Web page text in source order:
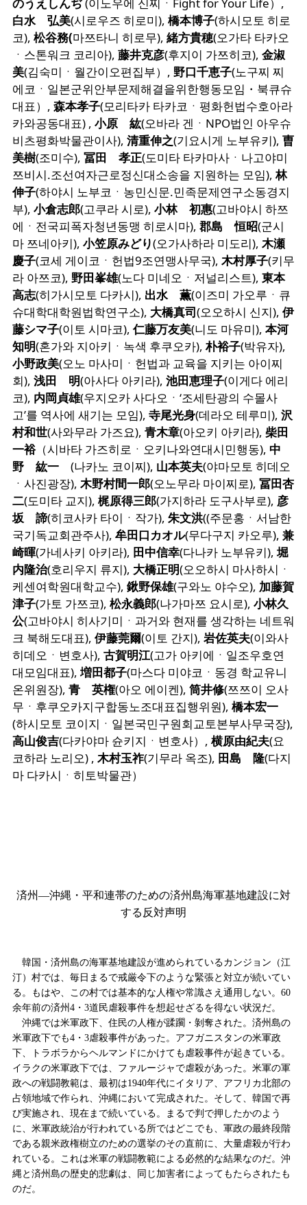
白水 弘美(시로우즈 히로미), 橋本博子(하시모토 히로
코), 松谷務(마쯔타니 히로무), 緒方貴穂(오가타 타카오
ㆍ스톤워크 코리아), 藤井克彦(후지이 가쯔히코), 金淑
美(김숙미ㆍ월간이오편집부）, 野口千恵子(노구찌 찌
에코ㆍ일본군위안부문제해결을위한행동모임・북큐슈
대표）, 森本孝子(모리타카 타카코ㆍ평화헌법수호아라
카와공동대표) , 小原 紘(오바라 겐ㆍNPO법인 아우슈
비츠평화박물관이사), 清重伸之(기요시게 노부유키), 曺
美樹(조미수), 冨田 孝正(도미타 타카마사ㆍ나고야미
쯔비시.조선여자근로정신대소송을 지원하는 모임),林
伸子(하야시 노부코ㆍ농민신문.민족문제연구소동경지
부), 小倉志郎(고쿠라 시로), 小林 初惠(고바야시 하쯔
에ㆍ전국피폭자청년동맹 히로시마), 郡島 恒昭(군시
마 쯔네아키), 小笠原みどり(오가사하라 미도리), 木瀬
慶子(코세 게이코ㆍ헌법9조연맹사무국), 木村厚子(키무
라 아쯔코), 野田峯雄(노다 미네오ㆍ저널리스트), 東本
高志(히가시모토 다카시), 出水 薫(이즈미 가오루ㆍ큐
슈대학대학원법학연구소), 大橋真司(오오하시 신지), 伊
藤シマ子(이토 시마코),仁藤万友美(니도 마유미), 本河
知明(혼가와 지아키ㆍ녹색 후쿠오카),朴裕子(박유자),
小野政美(오노 마사미ㆍ헌법과 교육을 지키는 아이찌
회), 浅田 明(아사다 아키라), 池田恵理子(이게다 에리
코), 内岡貞雄(우지오카 사다오ㆍ‘조세탄광의 수몰사
고’를 역사에 새기는 모임), 寺尾光身(데라오 테루미), 沢
村和世(사와무라 가즈요), 青木章(아오키 아키라), 柴田
一裕（시바타 가즈히로ㆍ오키나와연대시민행동), 中
野 紘一 (나카노 코이찌), 山本英夫(야마모토 히데오
ㆍ사진광장), 木野村間一郎(오노무라 마이찌로), 冨田杏
二(도미타 교지), 梶原得三郎(가지하라 도구사부로), 彦
坂 諦(히코사카 타이ㆍ작가), 朱文洪((주문홍ㆍ서남한
국기독교회관주사), 牟田口カオル(무다구지 카오루), 兼
崎暉(가네사키 아키라), 田中信幸(다나카 노부유키), 堀
内隆治(호리우지 류지), 大橋正明(오오하시 마사하시ㆍ
케센여학원대학교수), 鍬野保雄(구와노 야수오), 加藤賀
津子(가토 가쯔코), 松永義郎(나가마쯔 요시로), 小林久
公(고바야시 히사기미ㆍ과거와 현재를 생각하는 네트워
크 북해도대표), 伊藤莞爾(이토 간지), 岩佐英夫(이와사
히데오ㆍ변호사), 古賀明江(고가 아키에ㆍ일조우호연
대모임대표), 増田都子(마스다 미야코ㆍ동경 학교유니
온위원장), 青 英権(아오 에이켄), 筒井修(쯔쯔이 오사
무ㆍ후쿠오카지구합동노조대표집행위원), 橋本宏一
(하시모토 코이지ㆍ일본국민구원회교토본부사무국장),
高山俊吉(다카야마 슌키지ㆍ변호사）, 横原由紀夫(요
코하라 노리오) , 木村玉祚(기무라 옥조), 田島 隆(다지
마 다카시ㆍ히토박물관）
済州―沖縄・平和連帯のための済州島海軍基地建設に対
する反対声明
韓国・済州島の海軍基地建設が進められているカンジョン（江
汀）村では、毎日まるで戒厳令下のような緊張と対立が続いてい
る。もはや、この村では基本的な人権や常識さえ通用しない。 60
余年前の済州 4 ・ 3道民虐殺事件を想起せざるを得ない状況だ。
沖縄では米軍政下、住民の人権が蹂躙・ 剝 奪された。済州島の
米軍政下でも4 ・ 3虐殺事件があった。アフガニスタンの米軍政
下、トラボラからヘルマンドにかけても虐殺事件が起きている。
イラクの米軍政下では、ファルージャで虐殺があった。米軍の軍
政への戦闘教範は、最初は1940年代にイタリア、アフリカ北部の
占領地域で作られ、沖縄において完成された。そして、韓国で再
び実施され、現在まで続いている。まるで判で押したかのよう
に、米軍政統治が行われている所ではどこでも、軍政の最終段階
である親米政権樹立のための選挙のその直前に、大量虐殺が行わ
れている。これは米軍の戦闘教範による必然的な結果なのだ。沖
縄と済州島の歴史的悲劇は、同じ加害者によってもたらされたも
のだ。